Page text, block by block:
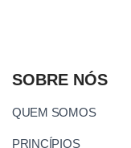
SOBRE NÓS
QUEM SOMOS
PRINCÍPIOS